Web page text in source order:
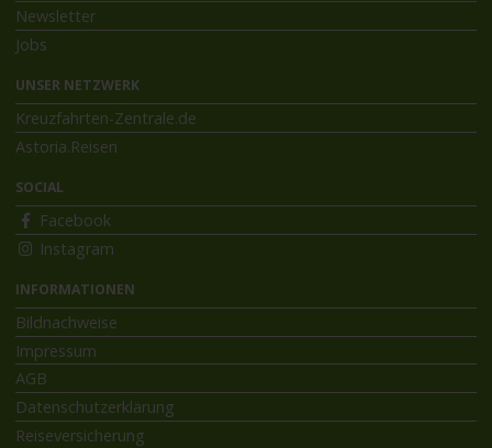
Newsletter
Jobs
UNSER NETZWERK
Kreuzfahrten-Zentrale.de
Astoria.Reisen
SOCIAL
Facebook
Instagram
INFORMATIONEN
Bildnachweise
Impressum
AGB
Datenschutzerklärung
Reiseversicherung